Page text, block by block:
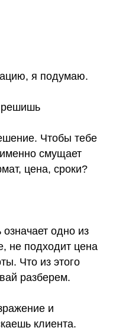
я подумаю.
решишь
Чтобы тебе
смущает
цена, сроки?
одно из
не подходит цена
Что из этого
разберем.
и
клиента.